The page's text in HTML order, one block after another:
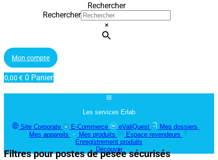
Rechercher
Rechercher
×
Mon compte
0,00 € 0 Panier
Les services Erlab
Site Corporate
E-Commerce eValiQuest
Mes dossiers
Mes appareils
Mes produits
Espace revendeurs
Enregistrement produits
Découvrir
Filtres pour postes de pesée sécurisés